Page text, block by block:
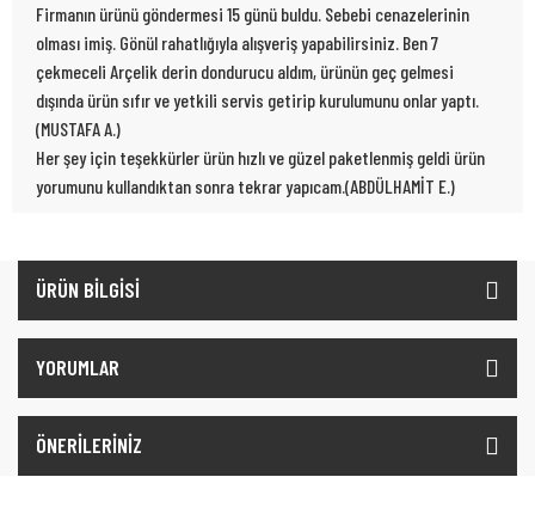
Firmanın ürünü göndermesi 15 günü buldu. Sebebi cenazelerinin
olması imiş. Gönül rahatlığıyla alışveriş yapabilirsiniz. Ben 7
çekmeceli Arçelik derin dondurucu aldım, ürünün geç gelmesi
dışında ürün sıfır ve yetkili servis getirip kurulumunu onlar yaptı.
(MUSTAFA A.)
Her şey için teşekkürler ürün hızlı ve güzel paketlenmiş geldi ürün
yorumunu kullandıktan sonra tekrar yapıcam.(ABDÜLHAMİT E.)
ÜRÜN BİLGİSİ
YORUMLAR
ÖNERİLERİNİZ